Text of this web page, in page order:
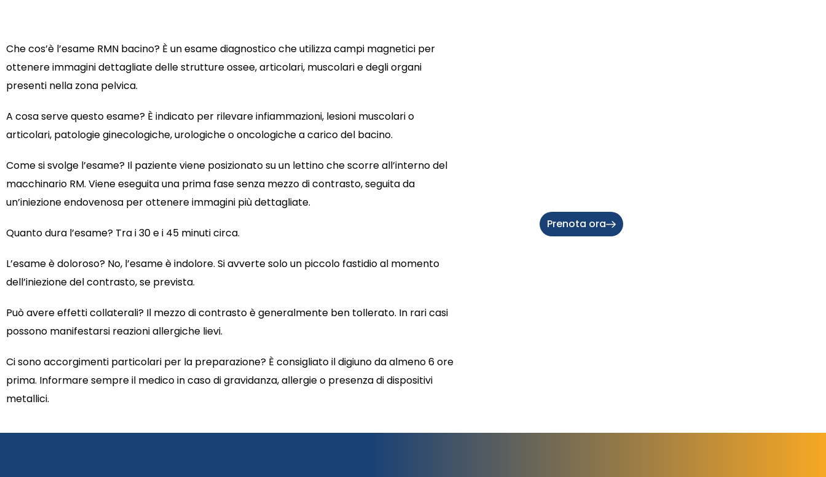
Che cos’è l’esame RMN bacino? È un esame diagnostico che utilizza campi magnetici per
ottenere immagini dettagliate delle strutture ossee, articolari, muscolari e degli organi
presenti nella zona pelvica.
A cosa serve questo esame? È indicato per rilevare infiammazioni, lesioni muscolari o
articolari, patologie ginecologiche, urologiche o oncologiche a carico del bacino.
Come si svolge l’esame? Il paziente viene posizionato su un lettino che scorre all’interno del
macchinario RM. Viene eseguita una prima fase senza mezzo di contrasto, seguita da
un’iniezione endovenosa per ottenere immagini più dettagliate.
Quanto dura l’esame? Tra i 30 e i 45 minuti circa.
L’esame è doloroso? No, l’esame è indolore. Si avverte solo un piccolo fastidio al momento
dell’iniezione del contrasto, se prevista.
Può avere effetti collaterali? Il mezzo di contrasto è generalmente ben tollerato. In rari casi
possono manifestarsi reazioni allergiche lievi.
Ci sono accorgimenti particolari per la preparazione? È consigliato il digiuno da almeno 6 ore
prima. Informare sempre il medico in caso di gravidanza, allergie o presenza di dispositivi
metallici.
Prenota ora